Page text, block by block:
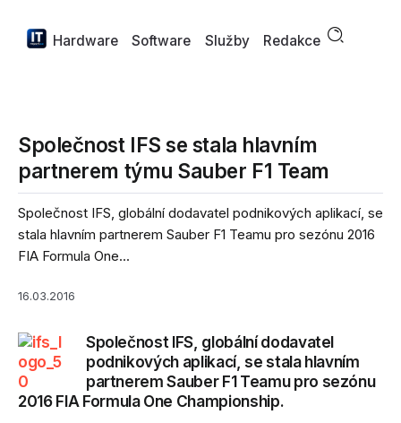
Hardware Software Služby Redakce
Společnost IFS se stala hlavním
partnerem týmu Sauber F1 Team
Společnost IFS, globální dodavatel podnikových aplikací, se
stala hlavním partnerem Sauber F1 Teamu pro sezónu 2016
FIA Formula One...
16.03.2016
Společnost IFS, globální dodavatel
podnikových aplikací, se stala hlavním
partnerem Sauber F1 Teamu pro sezónu
2016 FIA Formula One Championship.